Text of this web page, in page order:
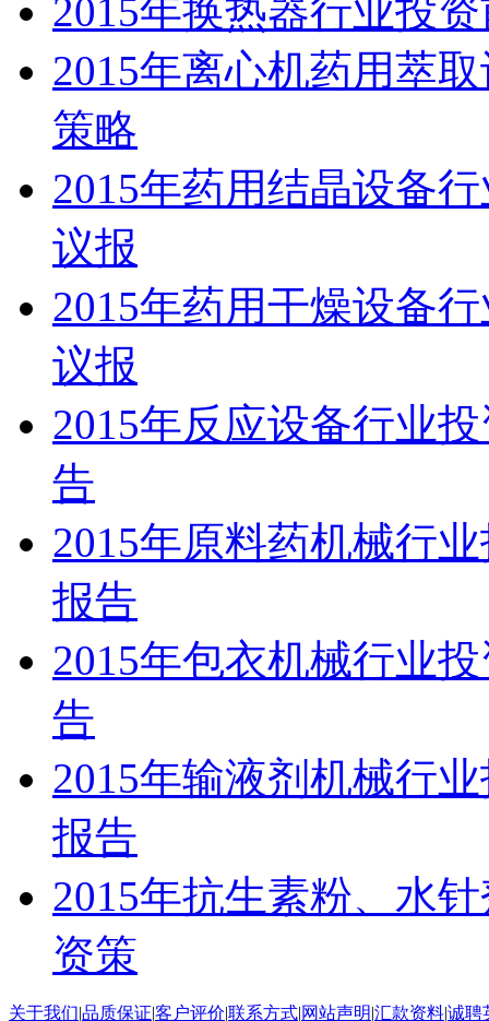
2015年换热器行业投
2015年离心机药用萃
策略
2015年药用结晶设备
议报
2015年药用干燥设备
议报
2015年反应设备行业
告
2015年原料药机械行
报告
2015年包衣机械行业
告
2015年输液剂机械行
报告
2015年抗生素粉、水
资策
关于我们|品质保证|客户评价|联系方式|网站声明|汇款资料|诚聘